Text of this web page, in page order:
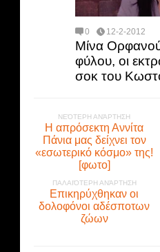
0 12-2-2012
Μίνα
φύλου, οι
σοκ του
ΝΕΌΤΕΡΗ ΑΝΆΡΤΗΣΗ
Η απρόσεκτη Αννίτα
Πάνια μας δείχνει τον
«εσωτερικό κόσμο» της!
[φωτο]
ΠΑΛΑΙΌΤΕΡΗ ΑΝΆΡΤΗΣΗ
Επικηρύχθηκαν οι
δολοφόνοι αδέσποτων
ζώων